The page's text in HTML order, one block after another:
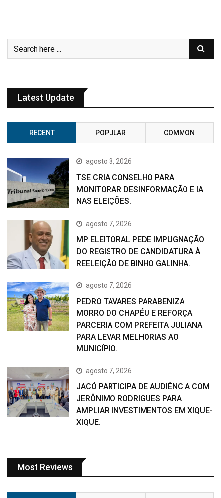
Latest Update
RECENT POPULAR COMMON
agosto 8, 2026
TSE CRIA CONSELHO PARA
MONITORAR DESINFORMAÇÃO E IA
NAS ELEIÇÕES.
agosto 7, 2026
MP ELEITORAL PEDE IMPUGNAÇÃO
DO REGISTRO DE CANDIDATURA À
REELEIÇÃO DE BINHO GALINHA.
agosto 7, 2026
PEDRO TAVARES PARABENIZA
MORRO DO CHAPÉU E REFORÇA
PARCERIA COM PREFEITA JULIANA
PARA LEVAR MELHORIAS AO
MUNICÍPIO.
agosto 7, 2026
JACÓ PARTICIPA DE AUDIÊNCIA COM
JERÔNIMO RODRIGUES PARA
AMPLIAR INVESTIMENTOS EM XIQUE-
XIQUE.
Most Reviews